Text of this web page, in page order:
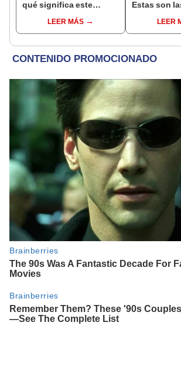
qué significa este
LEER MÁS
Estas son
comunes
LEER